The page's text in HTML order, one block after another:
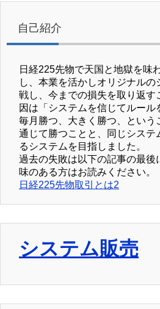
自己紹介
日経225先物で天国と地獄を味
し、本業を活かしオリジナル
戦し、今までの損失を取り返す
因は「システムを信じてルール
毎月勝つ、大きく勝つ、という
通じて勝つことと、同じシステ
るシステムを目指しました。
過去の失敗は以下の記事の最後
味のある方はお読みください。
日経225先物取引とは2
システム販売